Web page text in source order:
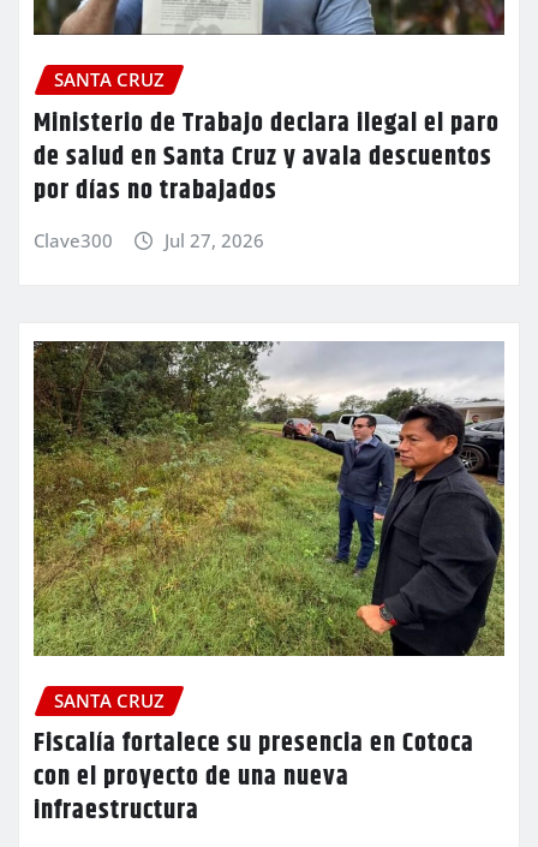
SANTA CRUZ
Ministerio de Trabajo declara ilegal el paro
de salud en Santa Cruz y avala descuentos
por días no trabajados
Clave300 Jul 27, 2026
SANTA CRUZ
Fiscalía fortalece su presencia en Cotoca
con el proyecto de una nueva
infraestructura